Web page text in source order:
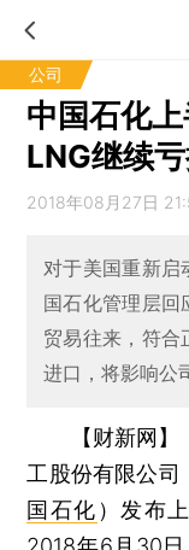
公司
中国石化
LNG继续
2018年08月27日
对于美国重新启
国石化管理层回
贸易往来，符合
进口，将影响公
【财新网
工股份有限公司
国石化 ）发布